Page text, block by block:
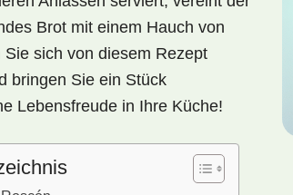
Brot mit einem Hauch von
Sie sich von diesem Rezept
bringen Sie ein Stück
Lebensfreude in Ihre Küche!